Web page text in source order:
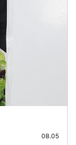
08.05